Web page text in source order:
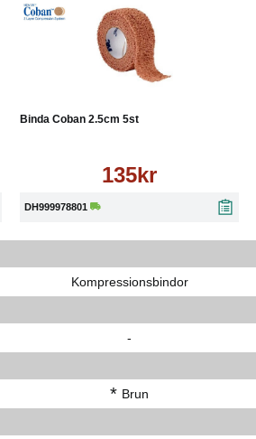
Binda Coban 2.5cm 5st
135kr
DH999978801
Kompressionsbindor
-
* Brun